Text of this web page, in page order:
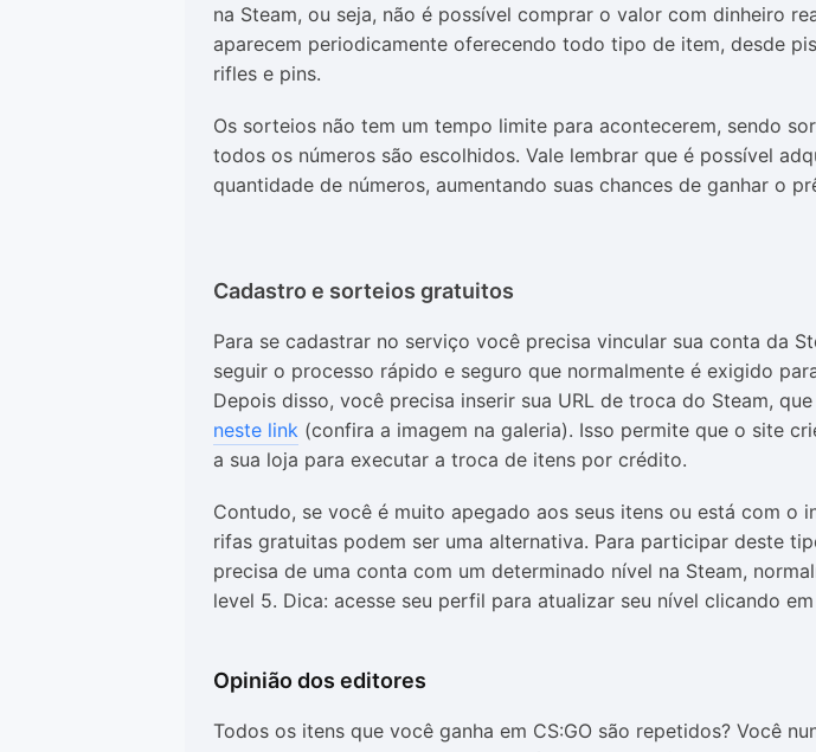
na Steam, ou seja, não é possível comprar o valor com dinheiro
aparecem periodicamente oferecendo todo tipo de item, desde
rifles e pins.
Os sorteios não tem um tempo limite para acontecerem, sendo
todos os números são escolhidos. Vale lembrar que é possível
quantidade de números, aumentando suas chances de ganhar o
Cadastro e sorteios gratuitos
Para se cadastrar no serviço você precisa vincular sua conta da
seguir o processo rápido e seguro que normalmente é exigido
Depois disso, você precisa inserir sua URL de troca do Steam,
neste link (confira a imagem na galeria). Isso permite que o site
a sua loja para executar a troca de itens por crédito.
Contudo, se você é muito apegado aos seus itens ou está com o
rifas gratuitas podem ser uma alternativa. Para participar deste
precisa de uma conta com um determinado nível na Steam,
level 5. Dica: acesse seu perfil para atualizar seu nível clicando em
Opinião dos editores
Todos os itens que você ganha em CS:GO são repetidos? Você